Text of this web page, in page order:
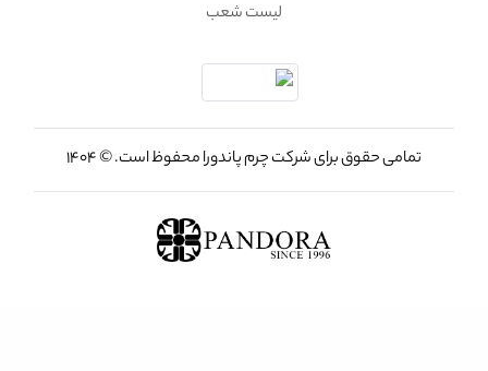
لیست شعب
تمامی حقوق برای شرکت چرم پاندورا محفوظ است. © 1404